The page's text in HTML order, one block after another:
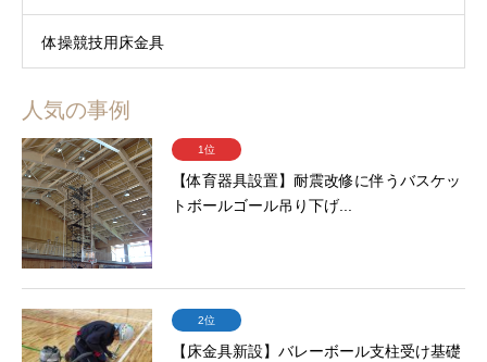
体操競技用床金具
人気の事例
1位
【体育器具設置】耐震改修に伴うバスケッ
トボールゴール吊り下げ...
2位
【床金具新設】バレーボール支柱受け基礎